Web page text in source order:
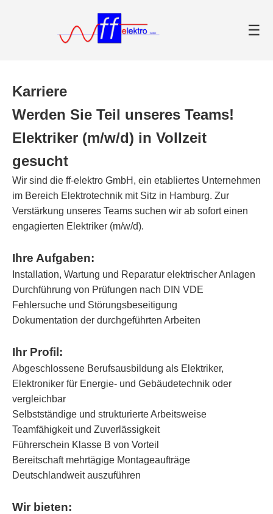
☰
Karriere
Werden Sie Teil unseres Teams!
Elektriker (m/w/d) in Vollzeit
gesucht
Wir sind die ff-elektro GmbH, ein etabliertes Unternehmen
im Bereich Elektrotechnik mit Sitz in Hamburg. Zur
Verstärkung unseres Teams suchen wir ab sofort einen
engagierten Elektriker (m/w/d).
Ihre Aufgaben:
Installation, Wartung und Reparatur elektrischer Anlagen
Durchführung von Prüfungen nach DIN VDE
Fehlersuche und Störungsbeseitigung
Dokumentation der durchgeführten Arbeiten
Ihr Profil:
Abgeschlossene Berufsausbildung als Elektriker,
Elektroniker für Energie- und Gebäudetechnik oder
vergleichbar
Selbstständige und strukturierte Arbeitsweise
Teamfähigkeit und Zuverlässigkeit
Führerschein Klasse B von Vorteil
Bereitschaft mehrtägige Montageaufträge
Deutschlandweit auszuführen
Wir bieten: